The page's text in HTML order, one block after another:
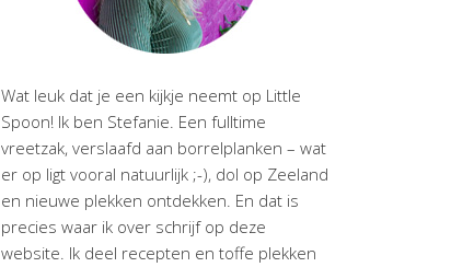
Wat leuk dat je een kijkje neemt op Little
Spoon! Ik ben Stefanie. Een fulltime
vreetzak, verslaafd aan borrelplanken – wat
er op ligt vooral natuurlijk ;-), dol op Zeeland
en nieuwe plekken ontdekken. En dat is
precies waar ik over schrijf op deze
website. Ik deel recepten en toffe plekken